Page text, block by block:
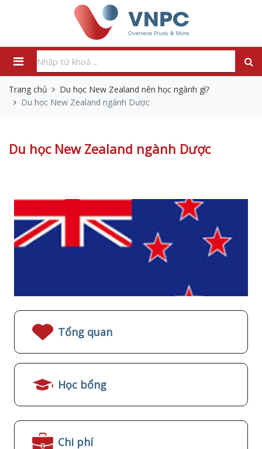
Trang chủ
Du học New Zealand nên học ngành gì?
Du học New Zealand ngành Dược
Du học New Zealand ngành Dược
Tổng quan
Học bổng
Chi phí